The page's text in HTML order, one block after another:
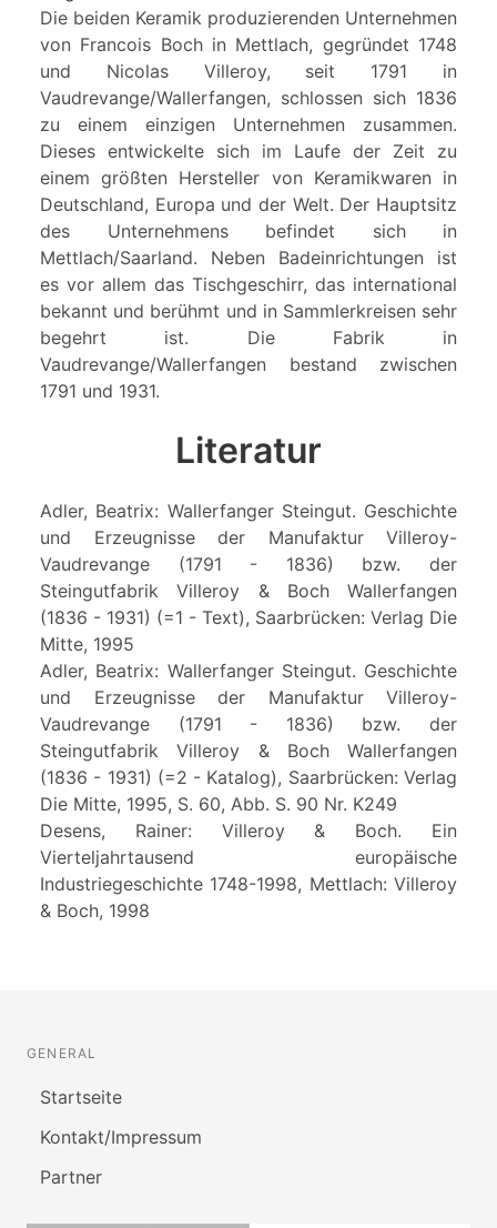
Die beiden Keramik produzierenden Unternehmen
von Francois Boch in Mettlach, gegründet 1748
und Nicolas Villeroy, seit 1791 in
Vaudrevange/Wallerfangen, schlossen sich 1836
zu einem einzigen Unternehmen zusammen.
Dieses entwickelte sich im Laufe der Zeit zu
einem größten Hersteller von Keramikwaren in
Deutschland, Europa und der Welt. Der Hauptsitz
des Unternehmens befindet sich in
Mettlach/Saarland. Neben Badeinrichtungen ist
es vor allem das Tischgeschirr, das international
bekannt und berühmt und in Sammlerkreisen sehr
begehrt ist. Die Fabrik in
Vaudrevange/Wallerfangen bestand zwischen
1791 und 1931.
Literatur
Adler, Beatrix: Wallerfanger Steingut. Geschichte
und Erzeugnisse der Manufaktur Villeroy-
Vaudrevange (1791 - 1836) bzw. der
Steingutfabrik Villeroy & Boch Wallerfangen
(1836 - 1931) (=1 - Text), Saarbrücken: Verlag Die
Mitte, 1995
Adler, Beatrix: Wallerfanger Steingut. Geschichte
und Erzeugnisse der Manufaktur Villeroy-
Vaudrevange (1791 - 1836) bzw. der
Steingutfabrik Villeroy & Boch Wallerfangen
(1836 - 1931) (=2 - Katalog), Saarbrücken: Verlag
Die Mitte, 1995, S. 60, Abb. S. 90 Nr. K249
Desens, Rainer: Villeroy & Boch. Ein
Vierteljahrtausend europäische
Industriegeschichte 1748-1998, Mettlach: Villeroy
& Boch, 1998
GENERAL
Startseite
Kontakt/Impressum
Partner